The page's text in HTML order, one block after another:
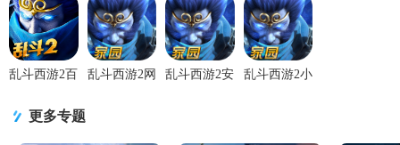
乱斗西游2百
v1.0.159 百
乱斗西游2网
乱斗西游2安
乱斗西游2小
更多专题